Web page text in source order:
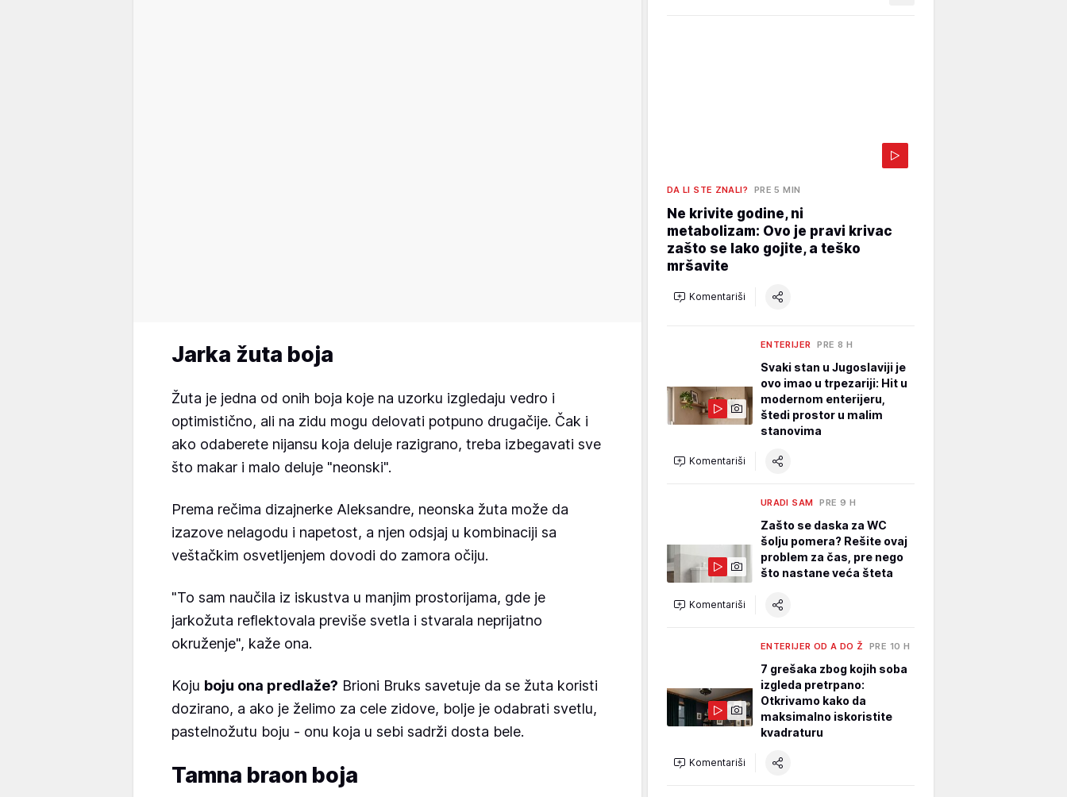
Jarka žuta boja
Žuta je jedna od onih boja koje na uzorku izgledaju vedro i
optimistično, ali na zidu mogu delovati potpuno drugačije. Čak i
ako odaberete nijansu koja deluje razigrano, treba izbegavati sve
što makar i malo deluje "neonski".
Prema rečima dizajnerke Aleksandre, neonska žuta može da
izazove nelagodu i napetost, a njen odsjaj u kombinaciji sa
veštačkim osvetljenjem dovodi do zamora očiju.
"To sam naučila iz iskustva u manjim prostorijama, gde je
jarkožuta reflektovala previše svetla i stvarala neprijatno
okruženje", kaže ona.
Koju boju ona predlaže? Brioni Bruks savetuje da se žuta koristi
dozirano, a ako je želimo za cele zidove, bolje je odabrati svetlu,
pastelnožutu boju - onu koja u sebi sadrži dosta bele.
Tamna braon boja
DA LI STE ZNALI? PRE 5 MIN
Ne krivite godine, ni
metabolizam: Ovo je pravi krivac
zašto se lako gojite, a teško
mršavite
Komentariši
ENTERIJER PRE 8 H
Svaki stan u Jugoslaviji je
ovo imao u trpezariji: Hit u
modernom enterijeru,
štedi prostor u malim
stanovima
Komentariši
URADI SAM PRE 9 H
Zašto se daska za WC
šolju pomera? Rešite ovaj
problem za čas, pre nego
što nastane veća šteta
Komentariši
ENTERIJER OD A DO Ž PRE 10 H
7 grešaka zbog kojih soba
izgleda pretrpano:
Otkrivamo kako da
maksimalno iskoristite
kvadraturu
Komentariši